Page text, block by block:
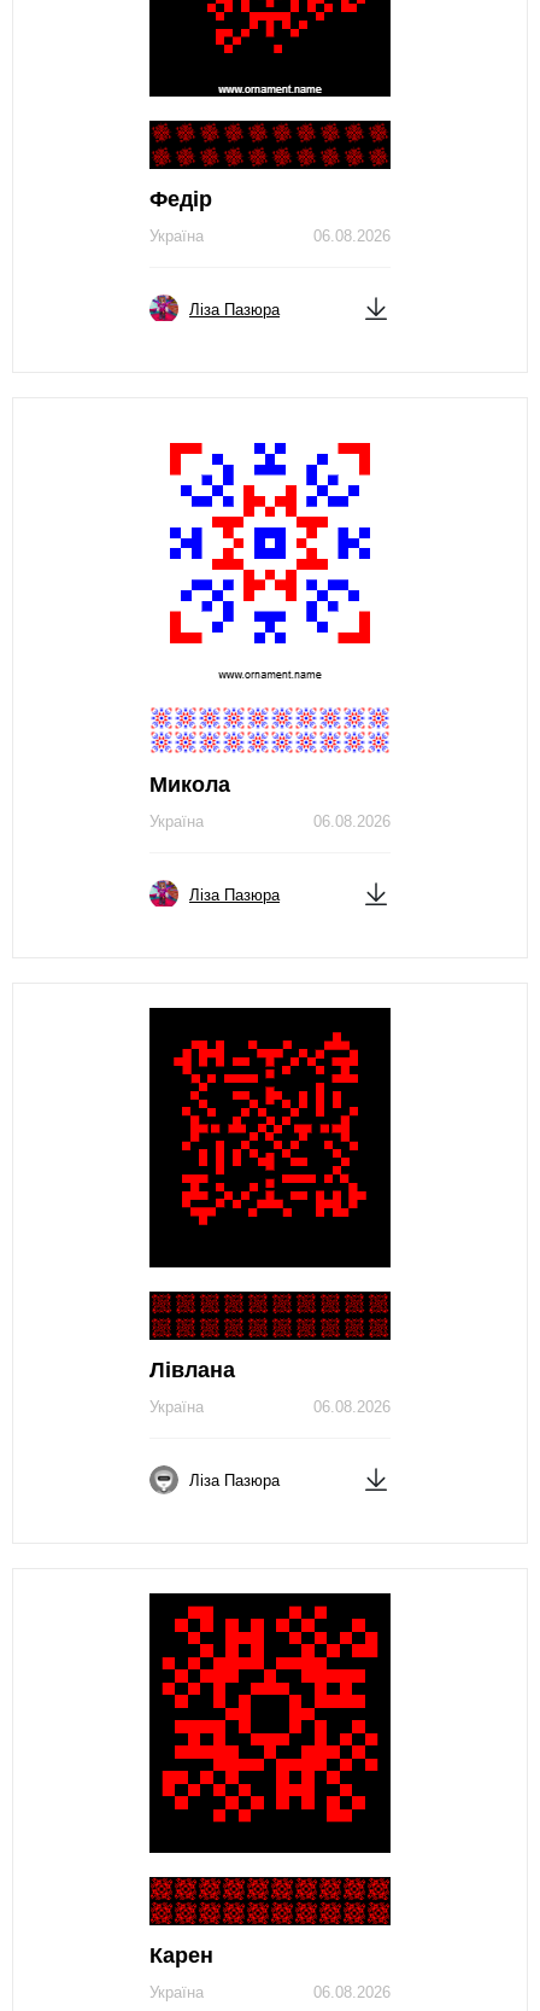
Федір
06.08.2026
Україна
Ліза Пазюра
Микола
06.08.2026
Україна
Ліза Пазюра
Лівлана
06.08.2026
Україна
Ліза Пазюра
Карен
06.08.2026
Україна